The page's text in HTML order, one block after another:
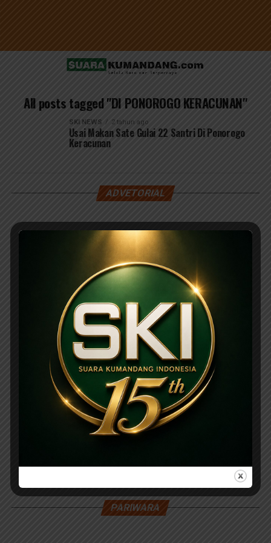
All posts tagged "DI PONOROGO KERACUNAN"
SKI NEWS 2 tahun ago
Usai Makan Sate Gulai 22 Santri Di Ponorogo
Keracunan
ADVETORIAL
PARIWARA